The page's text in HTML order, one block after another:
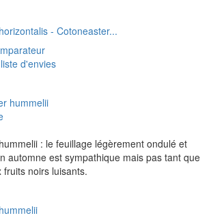
- Cotoneaster...
d'envies
: le feuillage légèrement ondulé et
automne est sympathique mais pas tant que
fruits noirs luisants.